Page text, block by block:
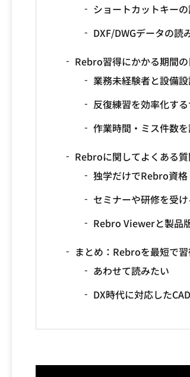
ショートカットキー
DXF/DWGデータの読
Rebro習得にかかる期間
業務未経験者と設備
反復練習を効率化す
作業時間・ミス件数
Rebroに関してよくある質
独学だけでRebro資格
セミナーや研修を受
Rebro Viewerと製品
まとめ：Rebroを最短で
あわせて読みたい
DX時代に対応した